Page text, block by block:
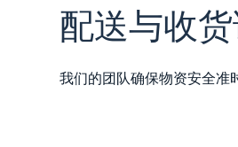
配送与收
我们的团队确保物资安全准